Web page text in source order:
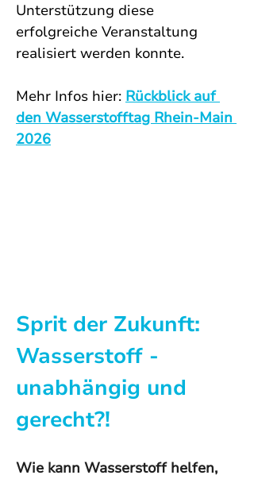
Unterstützung diese
erfolgreiche Veranstaltung
realisiert werden konnte.
Mehr Infos hier: Rückblick auf
den Wasserstofftag Rhein-Main
2026
Sprit der Zukunft:
Wasserstoff -
unabhängig und
gerecht?!
Wie kann Wasserstoff helfen,